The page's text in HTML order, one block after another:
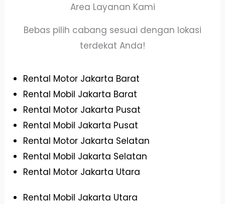
Area Layanan Kami
Bebas pilih cabang sesuai dengan lokasi
terdekat Anda!
Rental Motor Jakarta Barat
Rental Mobil Jakarta Barat
Rental Motor Jakarta Pusat
Rental Mobil Jakarta Pusat
Rental Motor Jakarta Selatan
Rental Mobil Jakarta Selatan
Rental Motor Jakarta Utara
Rental Mobil Jakarta Utara